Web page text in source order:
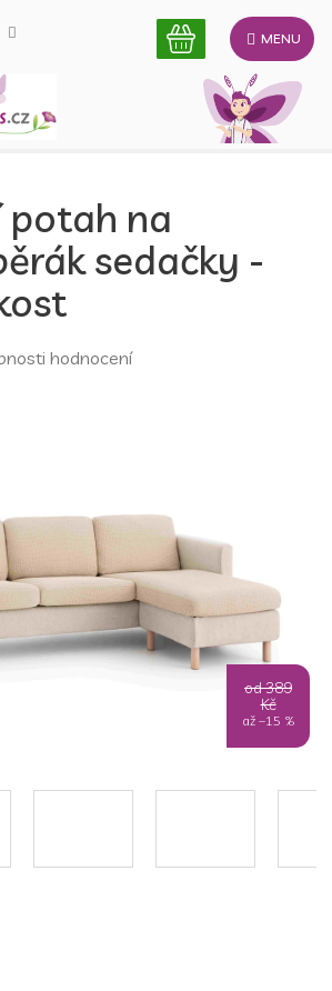
potah na
sedačky -
hodnocení
od 389
Kč
až –15 %